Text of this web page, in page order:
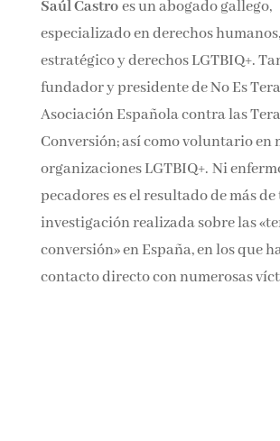
Saúl Castroes un abogado gallego,
especializado en derechos
estratégico y derechos LGTBIQ+.
fundador y presidente de No Es
Asociación Española contra las
Conversión; así como voluntario en
organizaciones LGTBIQ+. Ni
pecadores es el resultado de más de
de investigación realizada sobre las
de conversión» en España, en los que